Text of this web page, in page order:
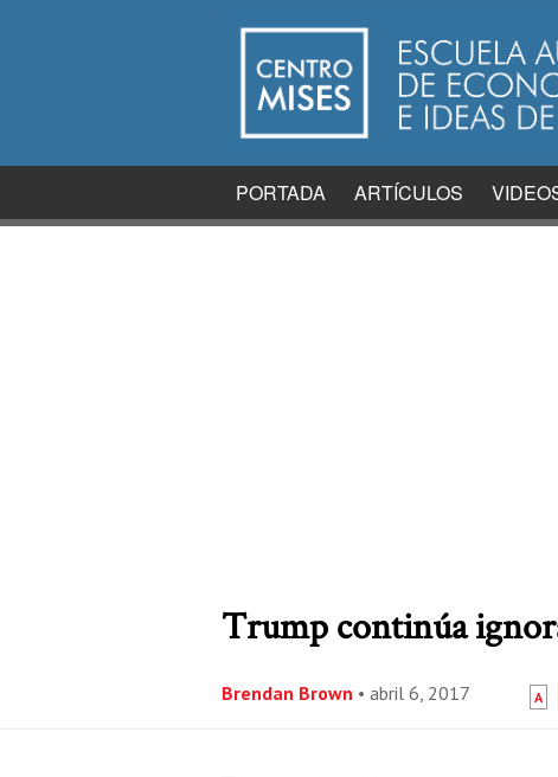
PORTADA ARTÍCULOS
Trump continúa
Brendan Brown • abril 6, 2017 A